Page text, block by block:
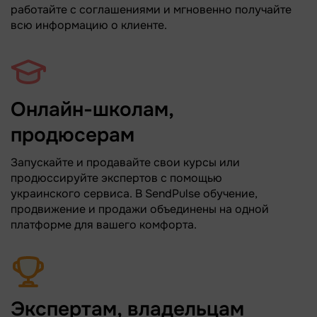
работайте с соглашениями и мгновенно получайте
всю информацию о клиенте.
Онлайн-школам,
продюсерам
Запускайте и продавайте свои курсы или
продюссируйте экспертов с помощью
украинского сервиса. В SendPulse обучение,
продвижение и продажи объединены на одной
платформе для вашего комфорта.
Экспертам, владельцам